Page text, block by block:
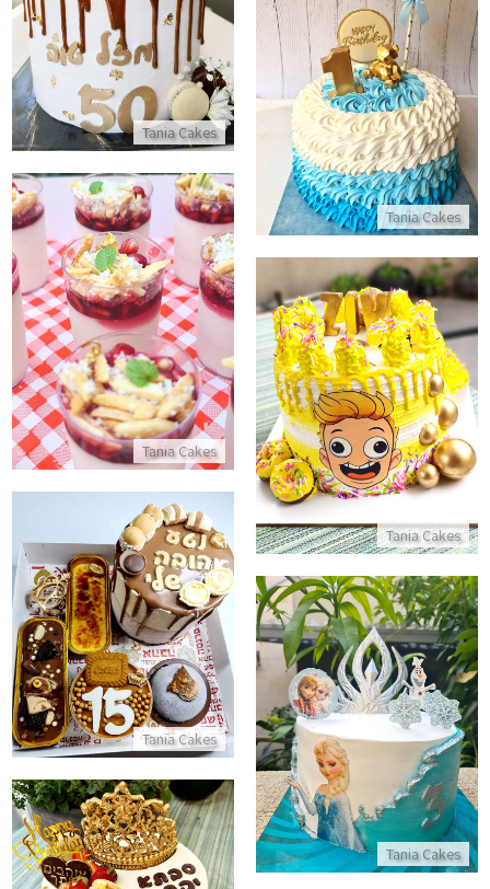
Tania Cakes
התקשר/י
Tania Cakes
עוגת זילוף עם דובי ובלון לגיל שנה
התקשר/י
Tania Cakes
מארז מלבי פרווה
התקשר/י
Tania Cakes
עוגה מעוצבת יום הולדת לבן
התקשר/י
Tania Cakes
מארז מתוק עם עוגת מוס אישית
התקשר/י
Tania Cakes
עוגת פרוזן מעוצבת
התקשר/י
עוגת יום הולדת 90 לסבתא